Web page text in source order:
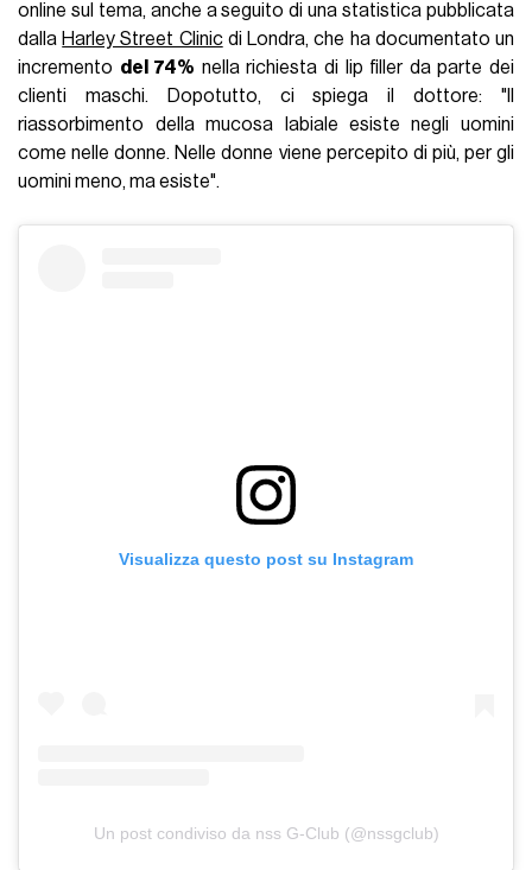
online sul tema, anche a seguito di una statistica pubblicata
dalla Harley Street Clinicdi Londra, che ha documentato un
incremento del 74% nella richiesta di lip filler da parte dei
clienti maschi. Dopotutto, ci spiega il dottore: "Il
riassorbimento della mucosa labiale esiste negli uomini
come nelle donne. Nelle donne viene percepito di più, per gli
uomini meno, ma esiste".
Visualizza questo post su Instagram
Un post condiviso da nss G-Club (@nssgclub)